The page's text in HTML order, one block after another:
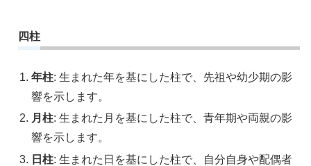
四柱
年柱: 生まれた年を基にした柱で、先祖や幼少期の影
響を示します。
月柱: 生まれた月を基にした柱で、青年期や両親の影
響を示します。
日柱: 生まれた日を基にした柱で、自分自身や配偶者